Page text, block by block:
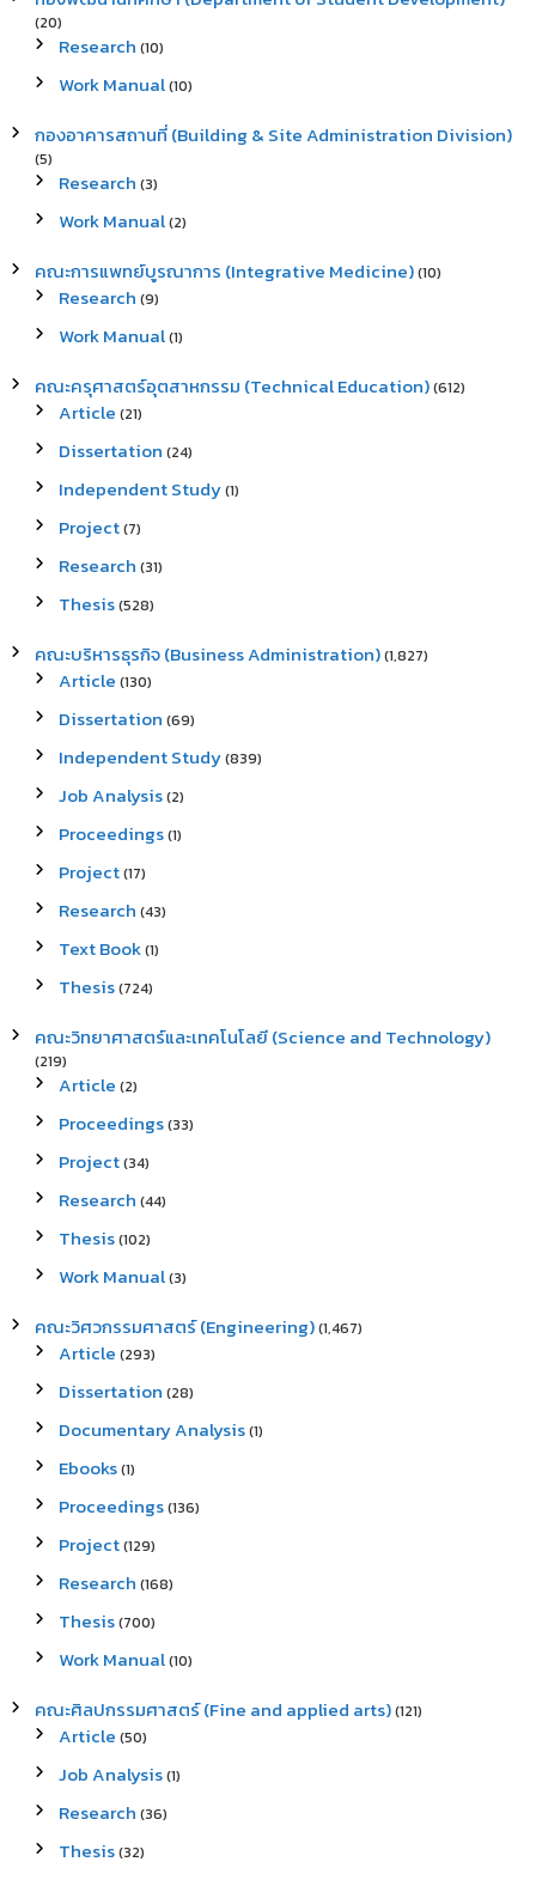
(20)
Research (10)
Work Manual(10)
กองอาคารสถานที่ (Building & Site Administration Division)
(5)
Research (3)
Work Manual(2)
คณะการแพทย์บูรณาการ (Integrative Medicine)(10)
Research (9)
Work Manual(1)
คณะครุศาสตร์อุตสาหกรรม (Technical Education)(612)
Article (21)
Dissertation (24)
Independent Study(1)
Project(7)
Research (31)
Thesis(528)
คณะบริหารธุรกิจ (Business Administration)(1,827)
Article (130)
Dissertation (69)
Independent Study(839)
Job Analysis(2)
Proceedings(1)
Project(17)
Research (43)
Text Book(1)
Thesis(724)
คณะวิทยาศาสตร์และเทคโนโลยี (Science and Technology)
(219)
Article (2)
Proceedings(33)
Project(34)
Research (44)
Thesis(102)
Work Manual(3)
คณะวิศวกรรมศาสตร์ (Engineering)(1,467)
Article (293)
Dissertation (28)
Documentary Analysis(1)
Ebooks(1)
Proceedings(136)
Project(129)
Research (168)
Thesis(700)
Work Manual(10)
คณะศิลปกรรมศาสตร์ (Fine and applied arts)(121)
Article (50)
Job Analysis(1)
Research (36)
Thesis(32)